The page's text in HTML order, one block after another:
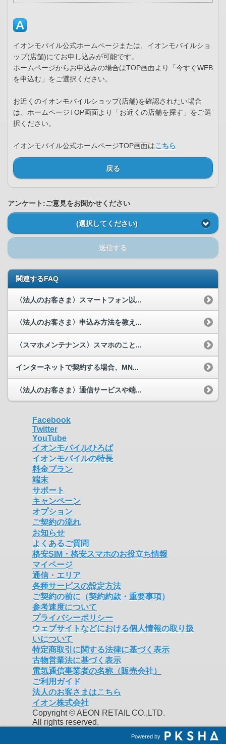
イオンモバイル公式ホームページまたは、イオンモバイルショ
ップ(店舗)にてお申し込みが可能です。
ホームページからお申込みの場合はTOP画面より「今すぐWEB
を申込む」をご選択ください。
お近くのイオンモバイルショップ(店舗)を確認されたい場合
は、ホームページTOP画面より「お近くの店舗を探す」をご選
択ください。
イオンモバイル公式ホームページTOP画面はこちら
戻る
アンケート:ご意見をお聞かせください
(選択してください)
送信する
関連するFAQ
〈法人のお客さま〉スマートフォン以...
〈法人のお客さま〉申込み方法を教え...
〈スマホメンテナンス〉スマホのこと...
インターネットで契約する場合、MN...
〈法人のお客さま〉通信サービスや端...
Facebook
Twitter
YouTube
イオンモバイルひろば
イオンモバイルの特長
料金プラン
端末
サポート
キャンペーン
オプション
ご契約の流れ
お知らせ
よくあるご質問
格安SIM・格安スマホのお役立ち情報
マイページ
通信・エリア
各種サービスの設定方法
ご契約の前に（契約約款・重要事項）
参考速度について
プライバシーポリシー
ウェブサイトなどにおける個人情報の取り扱
いについて
特定商取引に関する法律に基づく表示
古物営業法に基づく表示
電気通信事業者の名称（販売会社）
ご利用ガイド
法人のお客さまはこちら
イオン株式会社
Copyright © AEON RETAIL CO.,LTD.
All rights reserved.
Powered by